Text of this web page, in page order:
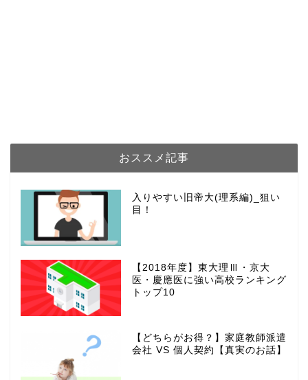
おススメ記事
入りやすい旧帝大(理系編)_狙い
目！
【2018年度】東大理Ⅲ・京大
医・慶應医に強い高校ランキング
トップ10
【どちらがお得？】家庭教師派遣
会社 VS 個人契約【真実のお話】